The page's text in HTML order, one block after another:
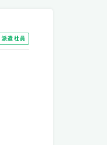
派遣社員